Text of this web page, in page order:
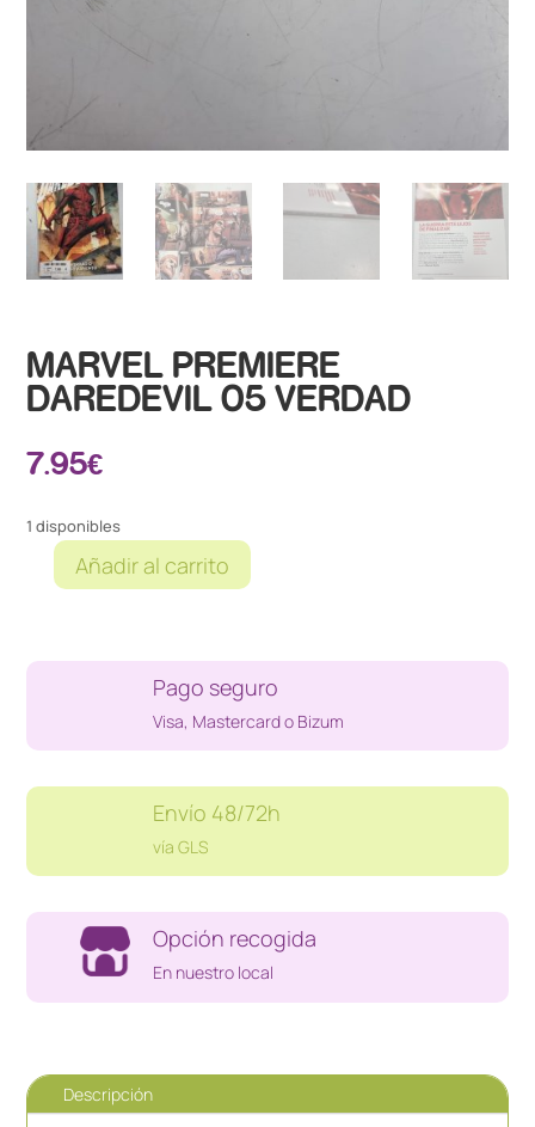
MARVEL PREMIERE
DAREDEVIL 05 VERDAD
7.95€
1 disponibles
MARVEL
05
Añadir al carrito
Pago seguro
Visa, Mastercard o Bizum
Envío 48/72h
vía GLS
Opción recogida
En nuestro local
Descripción